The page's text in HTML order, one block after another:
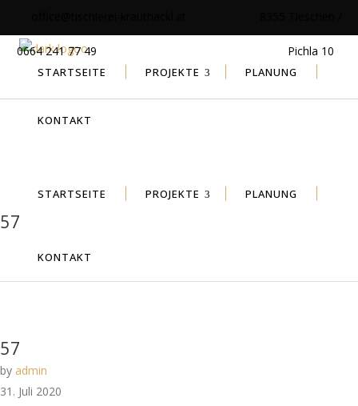
0664 241 77 49 Pichla 10
STARTSEITE PROJEKTE PLANUNG
KONTAKT
STARTSEITE PROJEKTE PLANUNG
KONTAKT
57
57
by admin
31. Juli 2020